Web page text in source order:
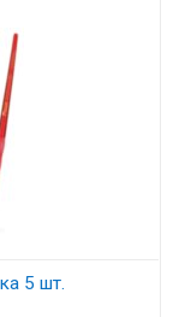
5 шт.